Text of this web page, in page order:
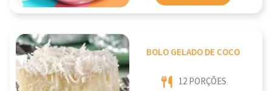
BOLO GELADO DE COCO
12 PORÇÕES